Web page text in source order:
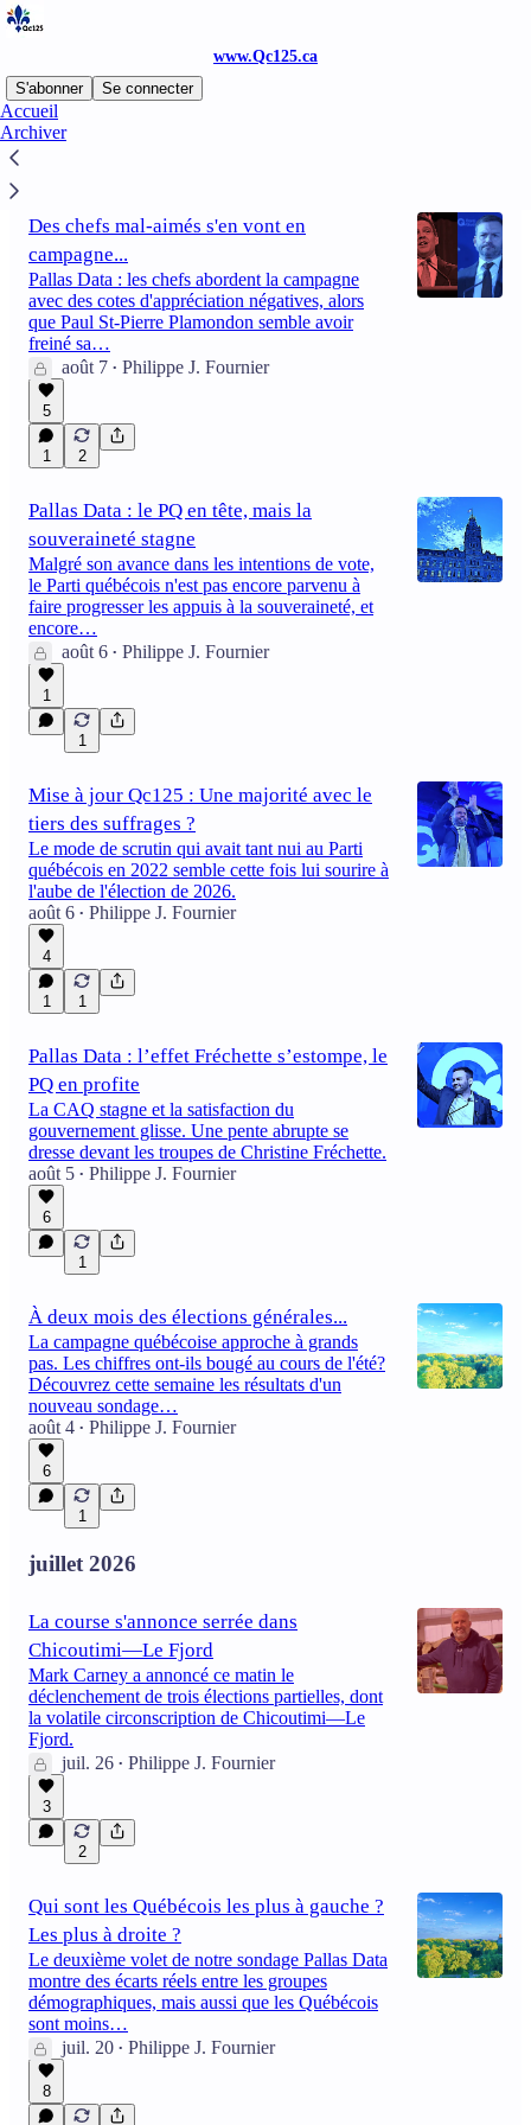
www.Qc125.ca
S'abonner
Se connecter
Accueil
Archiver
Des chefs mal-aimés s'en vont en
campagne...
Pallas Data : les chefs abordent la campagne
avec des cotes d'appréciation négatives, alors
que Paul St-Pierre Plamondon semble avoir
freiné sa…
août 7 • Philippe J. Fournier
5
1 2
Pallas Data : le PQ en tête, mais la
souveraineté stagne
Malgré son avance dans les intentions de vote,
le Parti québécois n'est pas encore parvenu à
faire progresser les appuis à la souveraineté, et
encore…
août 6 • Philippe J. Fournier
1
1
Mise à jour Qc125 : Une majorité avec le
tiers des suffrages ?
Le mode de scrutin qui avait tant nui au Parti
québécois en 2022 semble cette fois lui sourire à
l'aube de l'élection de 2026.
août 6 • Philippe J. Fournier
4
1 1
Pallas Data : l’effet Fréchette s’estompe, le
PQ en profite
La CAQ stagne et la satisfaction du
gouvernement glisse. Une pente abrupte se
dresse devant les troupes de Christine Fréchette.
août 5 • Philippe J. Fournier
6
1
À deux mois des élections générales...
La campagne québécoise approche à grands
pas. Les chiffres ont-ils bougé au cours de l'été?
Découvrez cette semaine les résultats d'un
nouveau sondage…
août 4 • Philippe J. Fournier
6
1
juillet 2026
La course s'annonce serrée dans
Chicoutimi—Le Fjord
Mark Carney a annoncé ce matin le
déclenchement de trois élections partielles, dont
la volatile circonscription de Chicoutimi—Le
Fjord.
juil. 26 • Philippe J. Fournier
3
2
Qui sont les Québécois les plus à gauche ?
Les plus à droite ?
Le deuxième volet de notre sondage Pallas Data
montre des écarts réels entre les groupes
démographiques, mais aussi que les Québécois
sont moins…
juil. 20 • Philippe J. Fournier
8